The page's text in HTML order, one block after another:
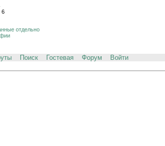
6
отдельно
Поиск Гостевая Форум Войти